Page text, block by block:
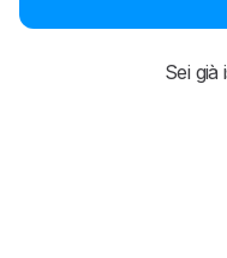
Sei già